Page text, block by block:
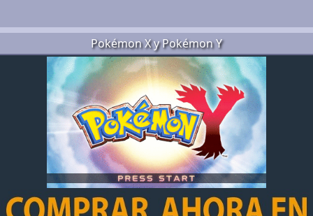
Pokémon X y Pokémon Y